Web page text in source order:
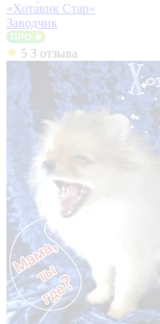
«Хота́вик Стар»
Заводчик
5 3 отзыва